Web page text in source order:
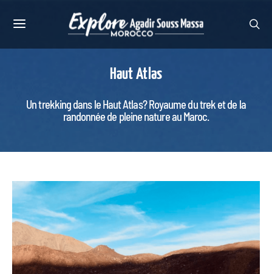
Haut Atlas
Un trekking dans le Haut Atlas? Royaume du trek et de la
randonnée de pleine nature au Maroc.